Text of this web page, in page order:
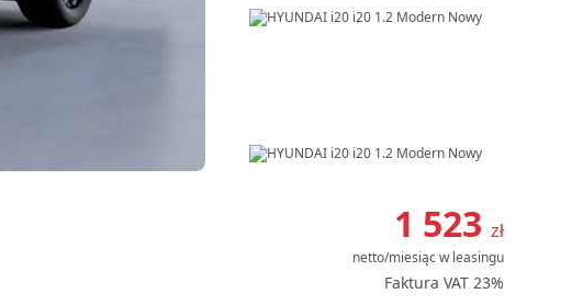
1 523 zł
netto/miesiącw leasingu
Faktura VAT 23%